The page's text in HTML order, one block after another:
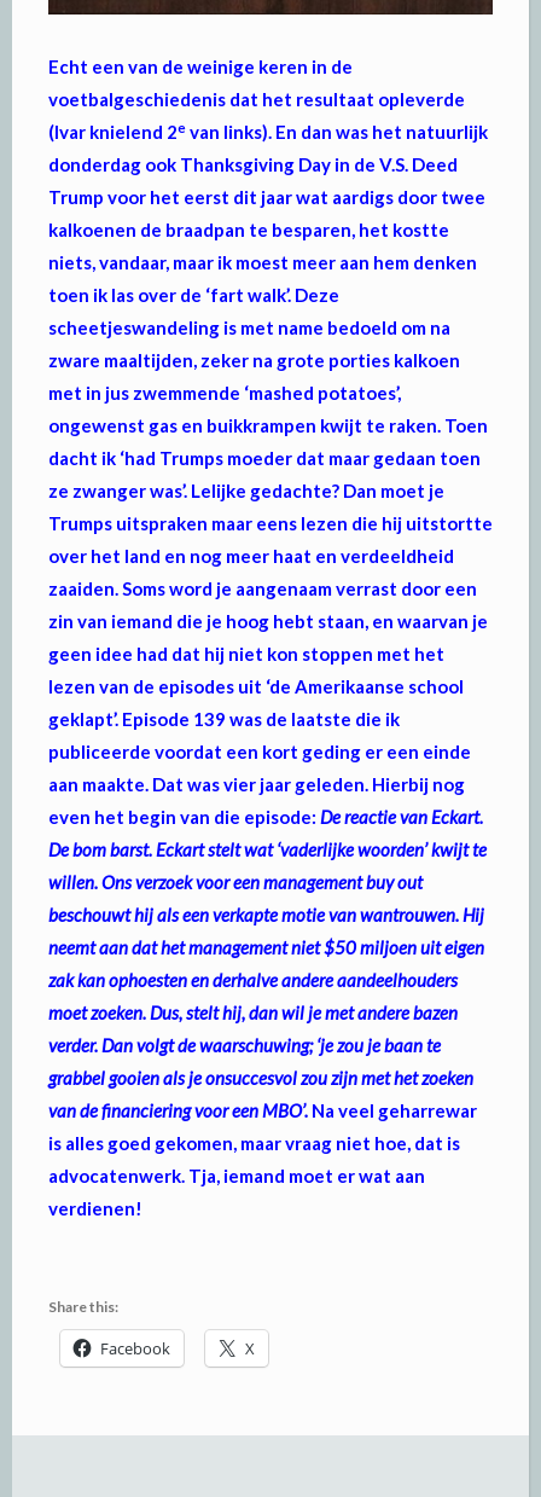
Echt een van de weinige keren in de
voetbalgeschiedenis dat het resultaat opleverde
(Ivar knielend 2e van links). En dan was het natuurlijk
donderdag ook Thanksgiving Day in de V.S. Deed
Trump voor het eerst dit jaar wat aardigs door twee
kalkoenen de braadpan te besparen, het kostte
niets, vandaar, maar ik moest meer aan hem denken
toen ik las over de ‘fart walk’. Deze
scheetjeswandeling is met name bedoeld om na
zware maaltijden, zeker na grote porties kalkoen
met in jus zwemmende ‘mashed potatoes’,
ongewenst gas en buikkrampen kwijt te raken. Toen
dacht ik ‘had Trumps moeder dat maar gedaan toen
ze zwanger was’. Lelijke gedachte? Dan moet je
Trumps uitspraken maar eens lezen die hij uitstortte
over het land en nog meer haat en verdeeldheid
zaaiden. Soms word je aangenaam verrast door een
zin van iemand die je hoog hebt staan, en waarvan je
geen idee had dat hij niet kon stoppen met het
lezen van de episodes uit ‘de Amerikaanse school
geklapt’. Episode 139 was de laatste die ik
publiceerde voordat een kort geding er een einde
aan maakte. Dat was vier jaar geleden. Hierbij nog
even het begin van die episode: De reactie van Eckart.
De bom barst. Eckart stelt wat ‘vaderlijke woorden’ kwijt te
willen. Ons verzoek voor een management buy out
beschouwt hij als een verkapte motie van wantrouwen. Hij
neemt aan dat het management niet $50 miljoen uit eigen
zak kan ophoesten en derhalve andere aandeelhouders
moet zoeken. Dus, stelt hij, dan wil je met andere bazen
verder. Dan volgt de waarschuwing; ‘je zou je baan te
grabbel gooien als je onsuccesvol zou zijn met het zoeken
van de financiering voor een MBO’. Na veel geharrewar
is alles goed gekomen, maar vraag niet hoe, dat is
advocatenwerk. Tja, iemand moet er wat aan
verdienen!
Share this:
Facebook X